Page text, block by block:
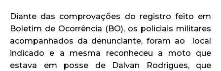
Diante das comprovações do registro feito em
Boletim de Ocorrência (BO), os policiais militares
acompanhados da denunciante, foram ao local
indicado e a mesma reconheceu a moto que
estava em posse de Dalvan Rodrigues, que